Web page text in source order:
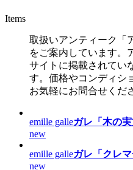
Items
取扱いアンティーク「
をご案内しています。
サイトに掲載されてい
す。価格やコンディシ
お気軽にお問合せくだ
emille galleガレ「木の実
new
emille galleガレ「クレマ
new